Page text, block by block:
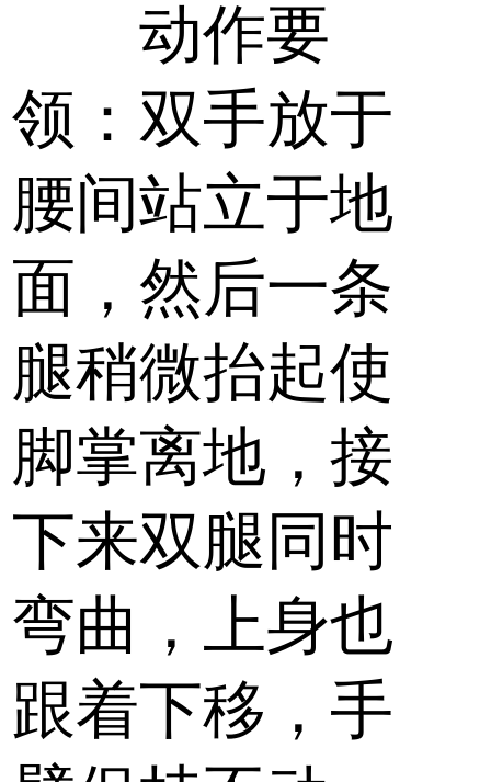
动作要
领：双手放于
腰间站立于地
面，然后一条
腿稍微抬起使
脚掌离地，接
下来双腿同时
弯曲，上身也
跟着下移，手